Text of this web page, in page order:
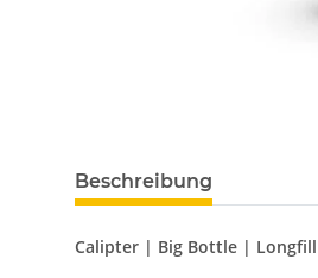
Beschreibung
Calipter | Big Bottle |